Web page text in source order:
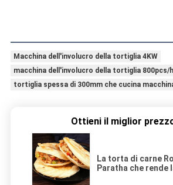
Macchina dell'involucro della tortiglia 4KW
macchina dell'involucro della tortiglia 800pcs/h
tortiglia spessa di 300mm che cucina
Ottieni il miglior
La torta di carne
Paratha che rende